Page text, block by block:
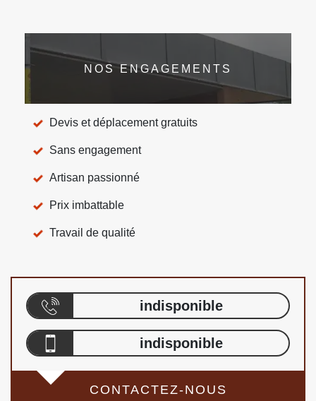
NOS ENGAGEMENTS
Devis et déplacement gratuits
Sans engagement
Artisan passionné
Prix imbattable
Travail de qualité
indisponible
indisponible
CONTACTEZ-NOUS